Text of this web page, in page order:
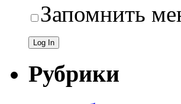
Запомнить
Рубрики